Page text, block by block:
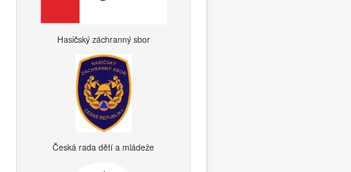
Hasičský záchranný sbor
Česká rada dětí a mládeže